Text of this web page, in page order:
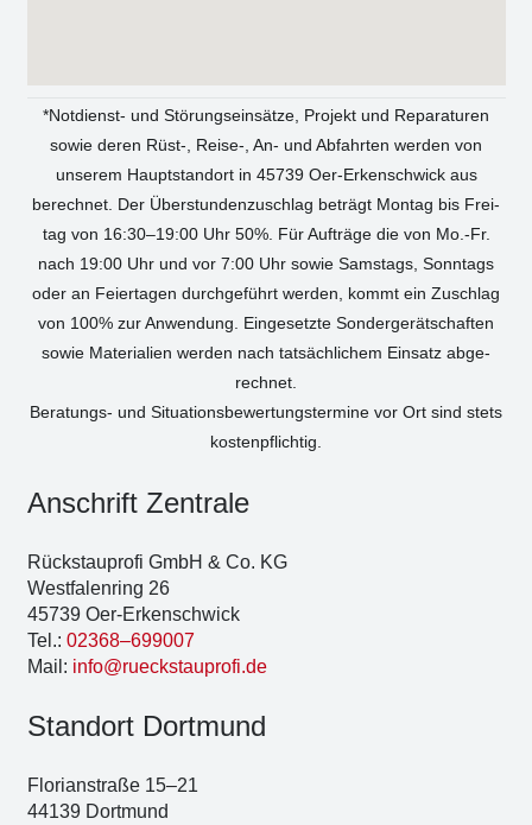
*Not­dienst- und Stö­rungs­ein­sät­ze, Pro­jekt und Repa­ra­tu­ren
sowie deren Rüst‑, Reise‑, An- und Abfahr­ten wer­den von
unse­rem Haupt­stand­ort in 45739 Oer-Erken­sch­wick aus
berech­net. Der Über­stun­den­zu­schlag beträgt Mon­tag bis Frei­
tag von 16:30–19:00 Uhr 50%. Für Auf­trä­ge die von Mo.-Fr.
nach 19:00 Uhr und vor 7:00 Uhr sowie Sams­tags, Sonn­tags
oder an Fei­er­ta­gen durch­ge­führt wer­den, kommt ein Zuschlag
von 100% zur Anwen­dung. Ein­ge­setz­te Son­der­ge­rät­schaf­ten
sowie Mate­ria­li­en wer­den nach tat­säch­li­chem Ein­satz abge­
rech­net.
Bera­tungs- und Situa­ti­ons­be­wer­tungs­ter­mi­ne vor Ort sind stets
kos­ten­pflich­tig.
Anschrift Zen­tra­le
Rück­stau­pro­fi GmbH & Co. KG
West­fa­len­ring 26
45739 Oer-Erken­sch­wick
Tel.: 02368–699007
Mail: info@rueckstauprofi.de
Stand­ort Dort­mund
Flo­ri­an­stra­ße 15–21
44139 Dort­mund